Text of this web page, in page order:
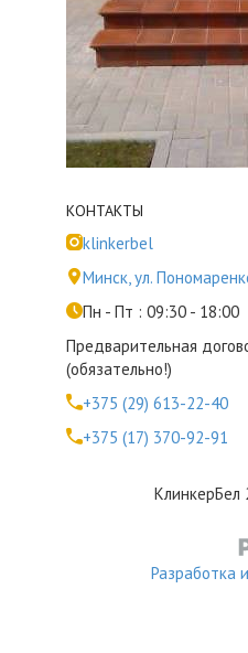
КОНТАКТЫ
klinkerbel
Минск, ул.
Пн - Пт : 09:30 - 18:00
Предварительная
(обязательно!)
+375 (29) 613-22-40
+375 (17) 370-92-91
КлинкерБел
Разработка